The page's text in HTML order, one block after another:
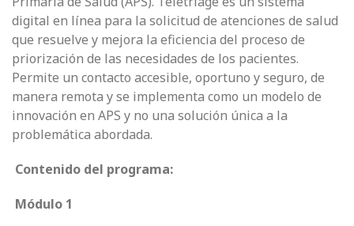
digital en línea para la solicitud de atenciones de salud
que resuelve y mejora la eficiencia del proceso de
priorización de las necesidades de los pacientes.
Permite un contacto accesible, oportuno y seguro, de
manera remota y se implementa como un modelo de
innovación en APS y no una solución única a la
problemática abordada.
Contenido del programa:
Módulo 1